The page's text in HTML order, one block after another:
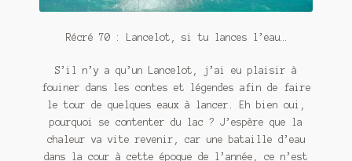
Il fallait me laisser mourir
La clé du bonheur
Les boules du Père Noël
Liste de tous mes romans
Marre des adultes
Récré 70 : Lancelot, si tu lances l’eau…
S’il n’y a qu’un Lancelot, j’ai eu plaisir à
fouiner dans les contes et légendes afin de faire
le tour de quelques eaux à lancer. Eh bien oui,
pourquoi se contenter du lac ? J’espère que la
chaleur va vite revenir, car une bataille d’eau
dans la cour à cette époque de l’année, ce n’est